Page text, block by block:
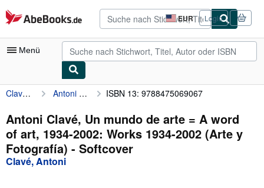
Zum Hauptinhalt
AbeBooks.de EUR
Seite
der
Einkaufseinstellungen.
Login
Menü
Nutzerkonto
Meine Bestellungen
Detailsuche
Sammlungen
Clavé, Antoni Antoni Clavé, Un mundo de arte = A word of art, 1934-2002: Works 1934-2002 (Arte y Fotografía) ISBN 13: 9788475069067
Antoni Clavé, Un mundo de arte = A word
of art, 1934-2002: Works 1934-2002 (Arte y
Fotografía) - Softcover
Clavé, Antoni